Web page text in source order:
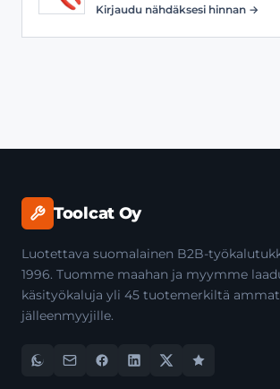
Kirjaudu nähdäksesi hinnan →
Toolcat Oy
Luotettava suomalainen B2B-
1996. Tuomme maahan ja myymme
käsityökaluja yli 45 tuotemerkiltä
jälleenmyyjille.